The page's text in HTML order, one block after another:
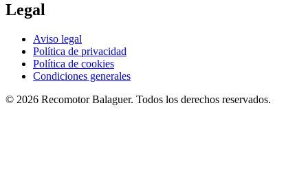
Legal
Aviso legal
Política de privacidad
Política de cookies
Condiciones generales
© 2026 RecomotorBalaguer. Todos los derechos reservados.